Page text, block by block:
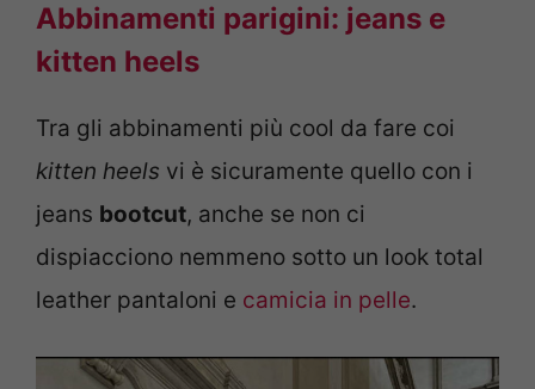
Abbinamenti parigini: jeans e
kitten heels
Tra gli abbinamenti più cool da fare coi
kitten heels vi è sicuramente quello con i
jeans bootcut, anche se non ci
dispiacciono nemmeno sotto un look total
leather pantaloni e camicia in pelle.